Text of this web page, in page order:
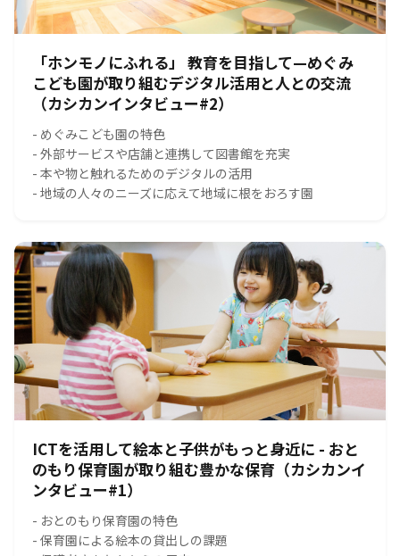
「ホンモノにふれる」 教育を目指して—めぐみ
こども園が取り組むデジタル活用と人との交流
（カシカンインタビュー#2）
- めぐみこども園の特色
- 外部サービスや店舗と連携して図書館を充実
- 本や物と触れるためのデジタルの活用
- 地域の人々のニーズに応えて地域に根をおろす園
ICTを活用して絵本と子供がもっと身近に - おと
のもり保育園が取り組む豊かな保育（カシカンイ
ンタビュー#1）
- おとのもり保育園の特色
- 保育園による絵本の貸出しの課題